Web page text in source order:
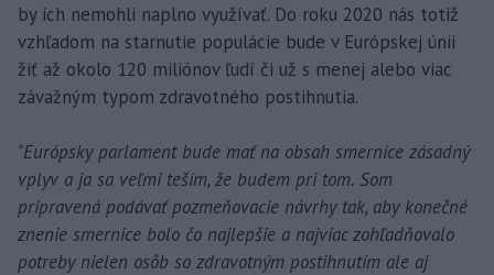
by ich nemohli naplno využívať. Do roku 2020 nás totiž
vzhľadom na starnutie populácie bude v Európskej únii
žiť až okolo 120 miliónov ľudí či už s menej alebo viac
závažným typom zdravotného postihnutia.
"Európsky parlament bude mať na obsah smernice zásadný
vplyv a ja sa veľmi teším, že budem pri tom. Som
pripravená podávať pozmeňovacie návrhy tak, aby konečné
znenie smernice bolo čo najlepšie a najviac zohľadňovalo
potreby nielen osôb so zdravotným postihnutím ale aj